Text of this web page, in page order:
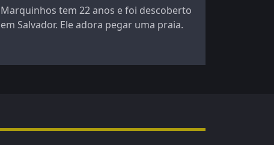
Marquinhos tem 22 anos e foi descoberto
em Salvador. Ele adora pegar uma praia.